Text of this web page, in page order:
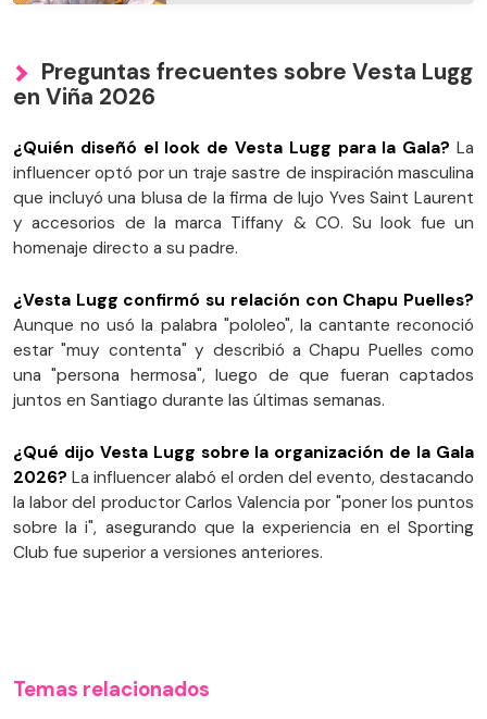
Preguntas frecuentes sobre Vesta Lugg
en Viña 2026
¿Quién diseñó el look de Vesta Lugg para la Gala? La
influencer optó por un traje sastre de inspiración masculina
que incluyó una blusa de la firma de lujo Yves Saint Laurent
y accesorios de la marca Tiffany & CO. Su look fue un
homenaje directo a su padre.
¿Vesta Lugg confirmó su relación con Chapu Puelles?
Aunque no usó la palabra "pololeo", la cantante reconoció
estar "muy contenta" y describió a Chapu Puelles como
una "persona hermosa", luego de que fueran captados
juntos en Santiago durante las últimas semanas.
¿Qué dijo Vesta Lugg sobre la organización de la Gala
2026? La influencer alabó el orden del evento, destacando
la labor del productor Carlos Valencia por "poner los puntos
sobre la i", asegurando que la experiencia en el Sporting
Club fue superior a versiones anteriores.
Temas relacionados